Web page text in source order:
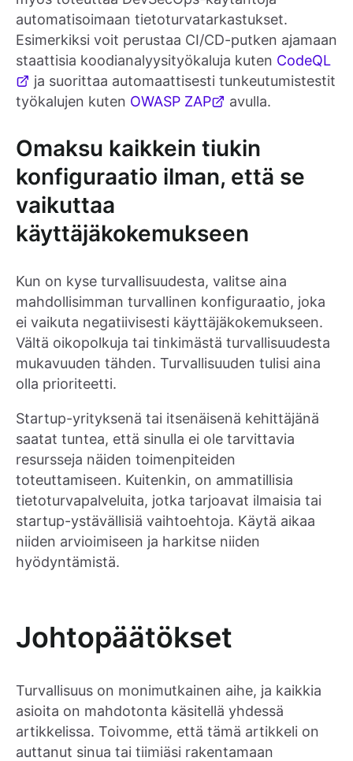
automatisoimaan tietoturvatarkastukset.
Esimerkiksi voit perustaa CI/CD-putken ajamaan
staattisia koodianalyysityökaluja kuten CodeQL
ja suorittaa automaattisesti tunkeutumistestit
työkalujen kuten OWASP ZAP avulla.
Omaksu kaikkein tiukin
konfiguraatio ilman, että se
vaikuttaa
käyttäjäkokemukseen
Kun on kyse turvallisuudesta, valitse aina
mahdollisimman turvallinen konfiguraatio, joka
ei vaikuta negatiivisesti käyttäjäkokemukseen.
Vältä oikopolkuja tai tinkimästä turvallisuudesta
mukavuuden tähden. Turvallisuuden tulisi aina
olla prioriteetti.
Startup-yrityksenä tai itsenäisenä kehittäjänä
saatat tuntea, että sinulla ei ole tarvittavia
resursseja näiden toimenpiteiden
toteuttamiseen. Kuitenkin, on ammatillisia
tietoturvapalveluita, jotka tarjoavat ilmaisia tai
startup-ystävällisiä vaihtoehtoja. Käytä aikaa
niiden arvioimiseen ja harkitse niiden
hyödyntämistä.
Johtopäätökset
Turvallisuus on monimutkainen aihe, ja kaikkia
asioita on mahdotonta käsitellä yhdessä
artikkelissa. Toivomme, että tämä artikkeli on
auttanut sinua tai tiimiäsi rakentamaan